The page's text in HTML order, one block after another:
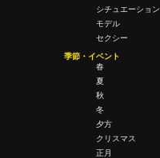
シチュエーション
モデル
セクシー
季節・イベント
春
夏
秋
冬
夕方
クリスマス
正月